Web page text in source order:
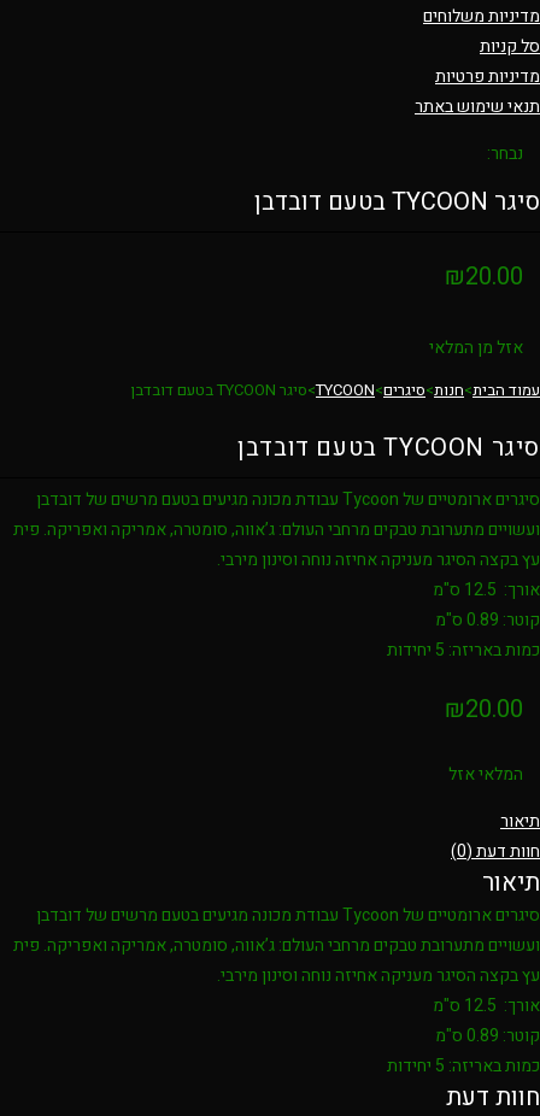
מדיניות משלוחים
סל קניות
מדיניות פרטיות
תנאי שימוש באתר
נבחר:
סיגר TYCOON בטעם דובדבן
₪20.00
אזל מן המלאי
עמוד הבית>חנות>סיגרים>
TYCOON
>סיגר TYCOON בטעם דובדבן
סיגר TYCOON בטעם דובדבן
סיגרים ארומטיים של Tycoon עבודת מכונה מגיעים בטעם מרשים של דובדבן
ועשויים מתערובת טבקים מרחבי העולם: ג’אווה, סומטרה, אמריקה ואפריקה. פית
עץ בקצה הסיגר מעניקה אחיזה נוחה וסינון מירבי.
אורך: 12.5 ס"מ
קוטר: 0.89 ס"מ
כמות באריזה: 5 יחידות
₪20.00
המלאי אזל
תיאור
חוות דעת (0)
תיאור
סיגרים ארומטיים של Tycoon עבודת מכונה מגיעים בטעם מרשים של דובדבן
ועשויים מתערובת טבקים מרחבי העולם: ג’אווה, סומטרה, אמריקה ואפריקה. פית
עץ בקצה הסיגר מעניקה אחיזה נוחה וסינון מירבי.
אורך: 12.5 ס"מ
קוטר: 0.89 ס"מ
כמות באריזה: 5 יחידות
חוות דעת